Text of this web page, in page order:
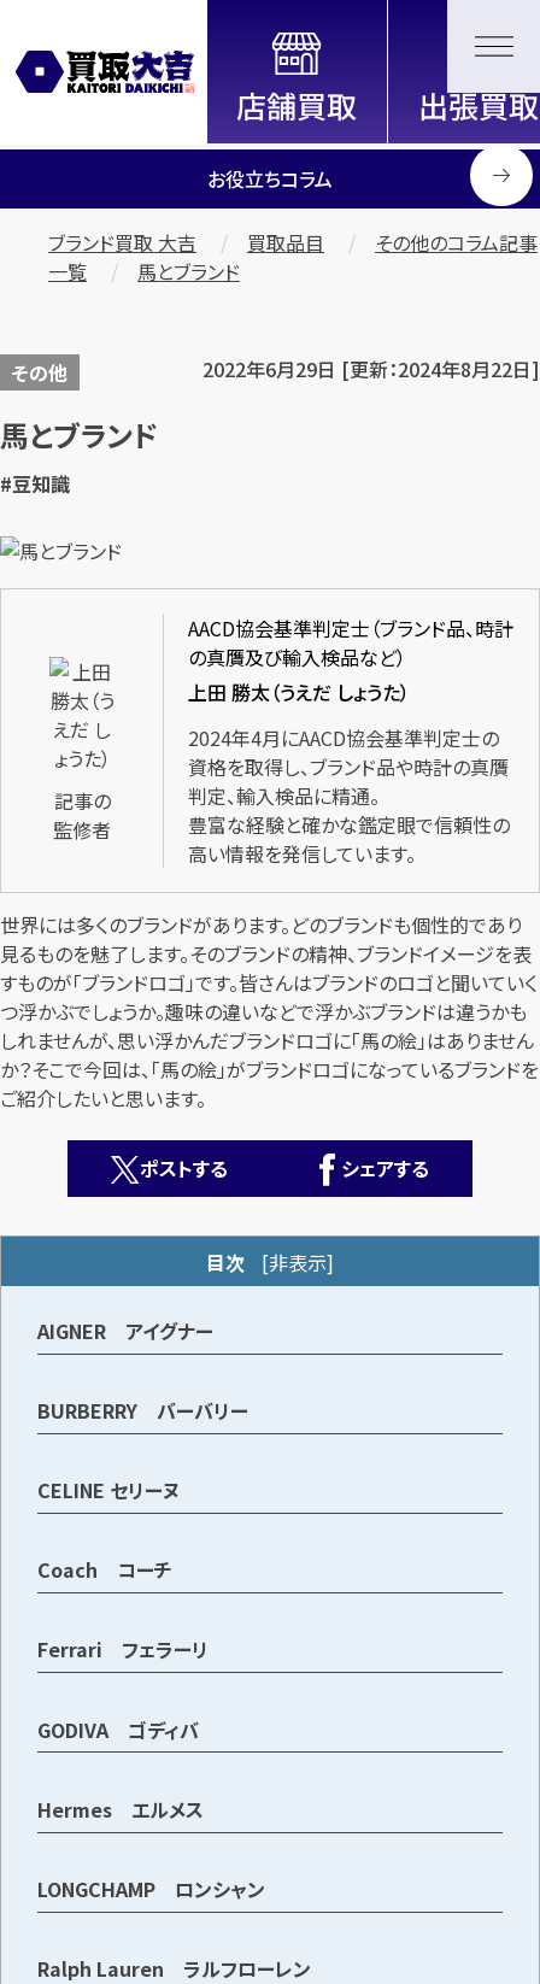
全国2200店舗以上展開中！
信頼と実績の買取専門店「買取大
吉」
カンタン無料
最短1
お役立ちコラム
ブランド買取 大吉 買取品目
その他のコラム記事
一覧
馬とブランド
その他 2022年6月29日 [更新：2024年8月22日]
馬とブランド
#豆知識
記事の
監修者
AACD協会基準判定士（ブランド品、時計
の真贋及び輸入検品など）
上田 勝太（うえだ しょうた）
2024年4月にAACD協会基準判定士の
資格を取得し、ブランド品や時計の真贋
判定、輸入検品に精通。
豊富な経験と確かな鑑定眼で信頼性の
高い情報を発信しています。
世界には多くのブランドがあります。どのブランドも個性的であり
見るものを魅了します。そのブランドの精神、ブランドイメージを表
すものが「ブランドロゴ」です。皆さんはブランドのロゴと聞いていく
つ浮かぶでしょうか。趣味の違いなどで浮かぶブランドは違うかも
しれませんが、思い浮かんだブランドロゴに「馬の絵」はありません
か？そこで今回は、「馬の絵」がブランドロゴになっているブランドを
ご紹介したいと思います。
ポストする シェアする
目次 [非表示]
AIGNER アイグナー
BURBERRY バーバリー
CELINE セリーヌ
Coach コーチ
Ferrari フェラーリ
GODIVA ゴディバ
Hermes エルメス
LONGCHAMP ロンシャン
Ralph Lauren ラルフローレン